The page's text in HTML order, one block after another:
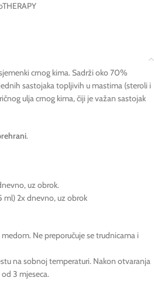
crnog kima. Sadrži oko 70%
sastojaka topljivih u mastima (steroli i
ulja crnog kima, čiji je važan sastojak
.
uz obrok.
ml) 2x dnevno, uz obrok
Ne preporučuje se trudnicama i
na sobnoj temperaturi. Nakon otvaranja
3 mjeseca.